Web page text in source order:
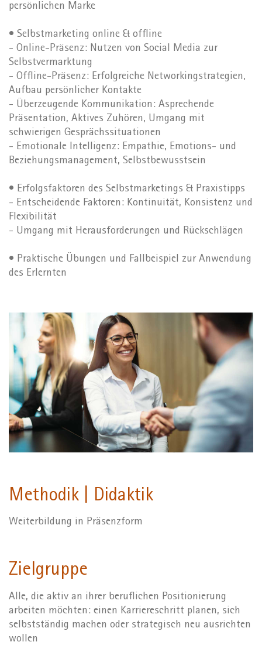
persönlichen Marke
• Selbstmarketing online & offline
- Online-Präsenz: Nutzen von Social Media zur
Selbstvermarktung
- Offline-Präsenz: Erfolgreiche Networkingstrategien,
Aufbau persönlicher Kontakte
- Überzeugende Kommunikation: Asprechende
Präsentation, Aktives Zuhören, Umgang mit
schwierigen Gesprächssituationen
- Emotionale Intelligenz: Empathie, Emotions- und
Beziehungsmanagement, Selbstbewusstsein
• Erfolgsfaktoren des Selbstmarketings & Praxistipps
- Entscheidende Faktoren: Kontinuität, Konsistenz und
Flexibilität
- Umgang mit Herausforderungen und Rückschlägen
• Praktische Übungen und Fallbeispiel zur Anwendung
des Erlernten
Methodik | Didaktik
Weiterbildung in Präsenzform
Zielgruppe
Alle, die aktiv an ihrer beruflichen Positionierung
arbeiten möchten: einen Karriereschritt planen, sich
selbstständig machen oder strategisch neu ausrichten
wollen